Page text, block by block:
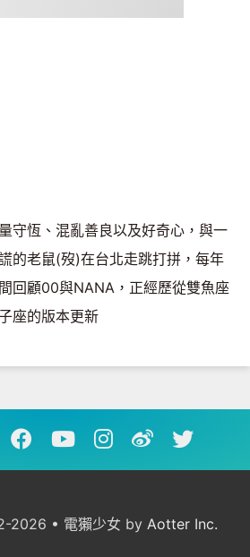
守恆、混亂善良以及好奇心，與一
的老鼠(歿)在台北走跳打拼，每年
回顧00與NANA，正經歷從雙魚座
座的版本更新
2026 • 電獺少女 by Aotter Inc.